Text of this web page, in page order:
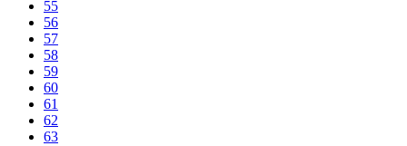
55
56
57
58
59
60
61
62
63